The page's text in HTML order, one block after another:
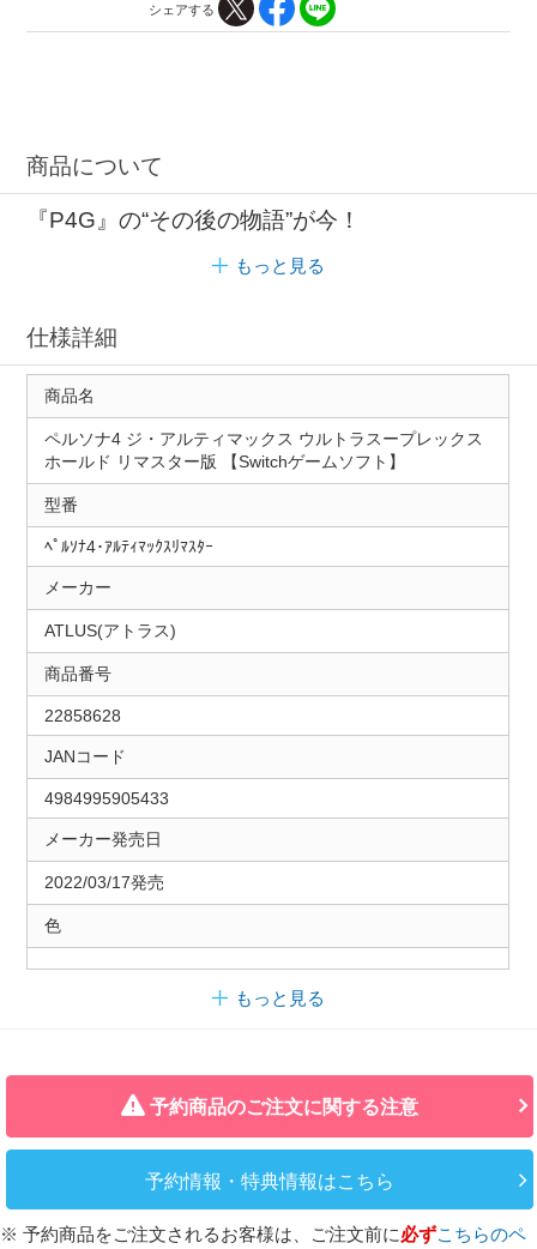
シェアする
商品について
『P4G』の“その後の物語”が今！
もっと見る
仕様詳細
商品名
ペルソナ4 ジ・アルティマックス ウルトラスープレックス
ホールド リマスター版 【Switchゲームソフト】
型番
ﾍﾟﾙｿﾅ4･ｱﾙﾃｨﾏｯｸｽﾘﾏｽﾀｰ
メーカー
ATLUS(アトラス)
商品番号
22858628
JANコード
4984995905433
メーカー発売日
2022/03/17発売
色
もっと見る
予約商品のご注文に関する注意
予約情報・特典情報はこちら
※ 予約商品をご注文されるお客様は、ご注文前に必ずこちらのペ